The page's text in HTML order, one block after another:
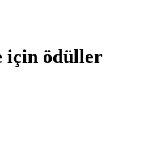
için ödüller